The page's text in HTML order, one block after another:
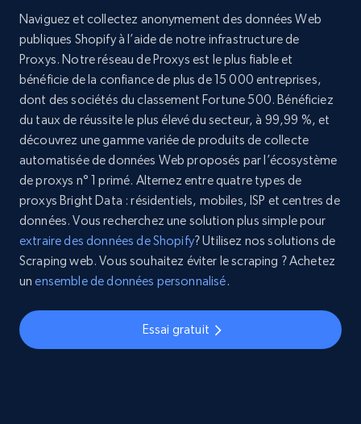
Naviguez et collectez anonymement des données Web
publiques Shopify à l’aide de notre infrastructure de
Proxys. Notre réseau de Proxys est le plus fiable et
bénéficie de la confiance de plus de 15 000 entreprises,
dont des sociétés du classement Fortune 500. Bénéficiez
du taux de réussite le plus élevé du secteur, à 99,99 %, et
découvrez une gamme variée de produits de collecte
automatisée de données Web proposés par l’écosystème
de proxys n° 1 primé. Alternez entre quatre types de
proxys Bright Data : résidentiels, mobiles, ISP et centres de
données. Vous recherchez une solution plus simple pour
extraire des données de Shopify? Utilisez nos solutions de
Scraping web. Vous souhaitez éviter le scraping ? Achetez
unensemble de données personnalisé.
Essai gratuit